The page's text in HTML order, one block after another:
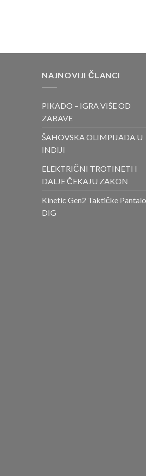
NAJNOVIJI ČLANCI
PIKADO – IGRA VIŠE OD
ZABAVE
ŠAHOVSKA OLIMPIJADA U
INDIJI
ELEKTRIČNI TROTINETI I
DALJE ČEKAJU ZAKON
Kinetic Gen2 Taktičke
DIG